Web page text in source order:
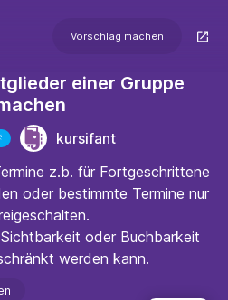
Vorschlag machen
einer Gruppe
kursifant
z.b. für Fortgeschrittene
oder bestimmte Termine nur
oder Buchbarkeit
werden kann.